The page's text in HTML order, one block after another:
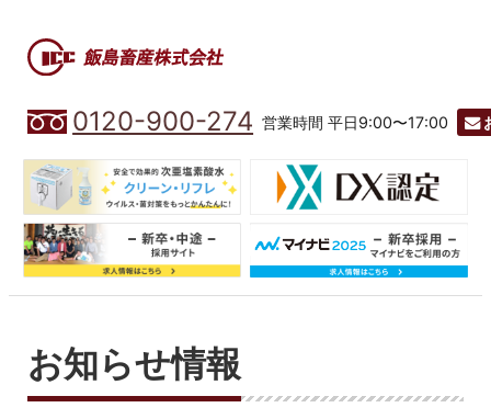
0120-900-274 営業時間 平日9:00〜17:00
お知らせ情報